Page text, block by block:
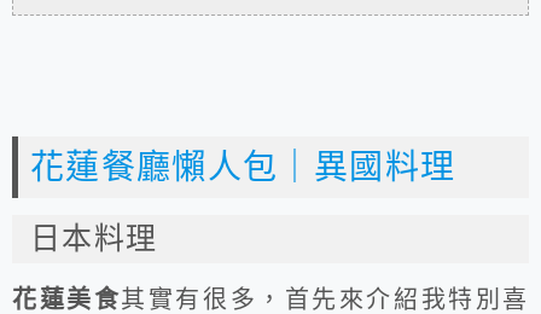
花蓮餐廳懶人包｜異國料理
日本料理
花蓮美食其實有很多，首先來介紹我特別喜